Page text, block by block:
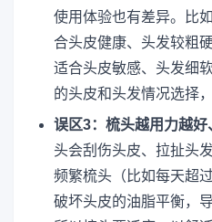
使用体验也有差异。比
合头皮健康、头发较粗
适合头皮敏感、头发细
的头皮和头发情况选择
误区3：梳头越用力越
头会刮伤头皮、拉扯头
频繁梳头（比如每天超
破坏头皮的油脂平衡，